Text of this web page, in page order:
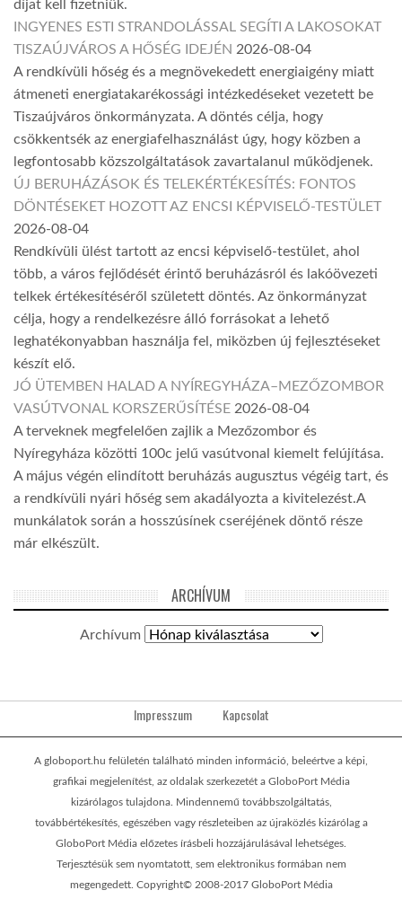
díjat kell fizetniük.
INGYENES ESTI STRANDOLÁSSAL SEGÍTI A LAKOSOKAT
TISZAÚJVÁROS A HŐSÉG IDEJÉN 2026-08-04
A rendkívüli hőség és a megnövekedett energiaigény miatt
átmeneti energiatakarékossági intézkedéseket vezetett be
Tiszaújváros önkormányzata. A döntés célja, hogy
csökkentsék az energiafelhasználást úgy, hogy közben a
legfontosabb közszolgáltatások zavartalanul működjenek.
ÚJ BERUHÁZÁSOK ÉS TELEKÉRTÉKESÍTÉS: FONTOS
DÖNTÉSEKET HOZOTT AZ ENCSI KÉPVISELŐ-TESTÜLET
2026-08-04
Rendkívüli ülést tartott az encsi képviselő-testület, ahol
több, a város fejlődését érintő beruházásról és lakóövezeti
telkek értékesítéséről született döntés. Az önkormányzat
célja, hogy a rendelkezésre álló forrásokat a lehető
leghatékonyabban használja fel, miközben új fejlesztéseket
készít elő.
JÓ ÜTEMBEN HALAD A NYÍREGYHÁZA–MEZŐZOMBOR
VASÚTVONAL KORSZERŰSÍTÉSE 2026-08-04
A terveknek megfelelően zajlik a Mezőzombor és
Nyíregyháza közötti 100c jelű vasútvonal kiemelt felújítása.
A május végén elindított beruházás augusztus végéig tart, és
a rendkívüli nyári hőség sem akadályozta a kivitelezést.A
munkálatok során a hosszúsínek cseréjének döntő része
már elkészült.
ARCHÍVUM
Archívum
Impresszum Kapcsolat
A globoport.hu felületén található minden információ, beleértve a képi,
grafikai megjelenítést, az oldalak szerkezetét a GloboPort Média
kizárólagos tulajdona. Mindennemű továbbszolgáltatás,
továbbértékesítés, egészében vagy részleteiben az újraközlés kizárólag a
GloboPort Média előzetes írásbeli hozzájárulásával lehetséges.
Terjesztésük sem nyomtatott, sem elektronikus formában nem
megengedett. Copyright© 2008-2017 GloboPort Média